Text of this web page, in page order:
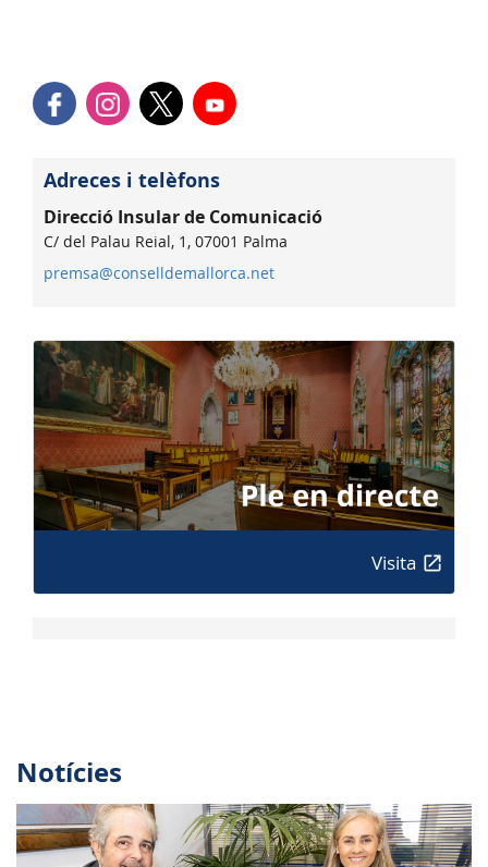
Adreces i telèfons
Direcció Insular de Comunicació
C/ del Palau Reial, 1, 07001 Palma
premsa@conselldemallorca.net
Visita
Notícies